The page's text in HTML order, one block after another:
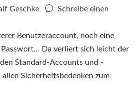
Geschke
Schreibe einen
Benutzeraccount, noch eine
Passwort… Da verliert sich leicht der
Standard-Accounts und -
Sicherheitsbedenken zum